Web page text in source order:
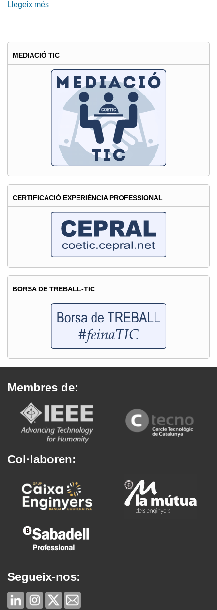
Llegeix més
del
Parc
UdG:
marketplace
tecnològic
Girona
MEDIACIÓ TIC
CERTIFICACIÓ EXPERIÈNCIA PROFESSIONAL
BORSA DE TREBALL-TIC
Membres de:
Col·laboren:
Segueix-nos: